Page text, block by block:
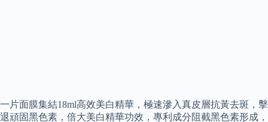
一片面膜集結18ml高效美白精華，極速滲入真皮層抗黃去斑，擊
退頑固黑色素，倍大美白精華功效，專利成分阻截黑色素形成，